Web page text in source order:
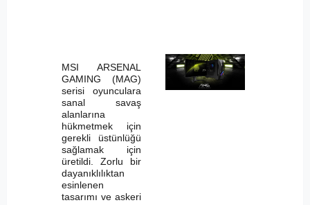
MSI ARSENAL
GAMING (MAG)
serisi oyunculara
sanal savaş
alanlarına
hükmetmek için
gerekli üstünlüğü
sağlamak için
üretildi. Zorlu bir
dayanıklılıktan
esinlenen
tasarımı ve askeri